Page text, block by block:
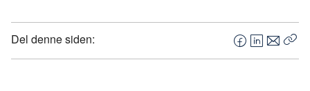
Del denne siden:
F
a
L
i
E
-